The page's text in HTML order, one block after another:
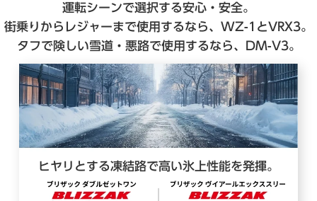
運転シーンで選択する安心・安全。
街乗りからレジャーまで使用するなら、WZ-1とVRX3。
タフで険しい雪道・悪路で使用するなら、DM-V3。
ヒヤリとする凍結路で高い氷上性能を発揮。